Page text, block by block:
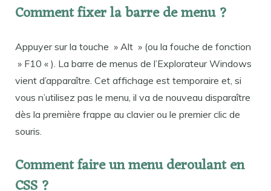
Comment fixer la barre de menu ?
Appuyer sur la touche » Alt » (ou la fouche de fonction
» F10 « ). La barre de menus de l’Explorateur Windows
vient d’apparaître. Cet affichage est temporaire et, si
vous n’utilisez pas le menu, il va de nouveau disparaître
dès la première frappe au clavier ou le premier clic de
souris.
Comment faire un menu deroulant en